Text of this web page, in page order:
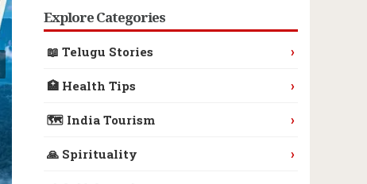
Explore Categories
📖 Telugu Stories ›
🏥 Health Tips ›
🗺️ India Tourism ›
🙏 Spirituality ›